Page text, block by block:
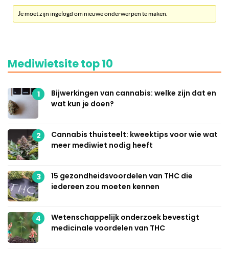
Je moet zijn ingelogd om nieuwe onderwerpen te maken.
Mediwietsite top 10
1
Bijwerkingen van cannabis: welke zijn dat en
wat kun je doen?
2
Cannabis thuisteelt: kweektips voor wie wat
meer mediwiet nodig heeft
3
15 gezondheidsvoordelen van THC die
iedereen zou moeten kennen
4
Wetenschappelijk onderzoek bevestigt
medicinale voordelen van THC